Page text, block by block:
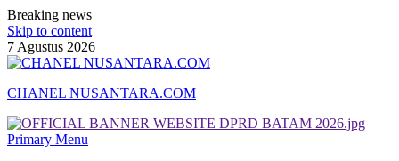
Breaking news
Skip to content
7 Agustus 2026
CHANEL NUSANTARA.COM
Primary Menu